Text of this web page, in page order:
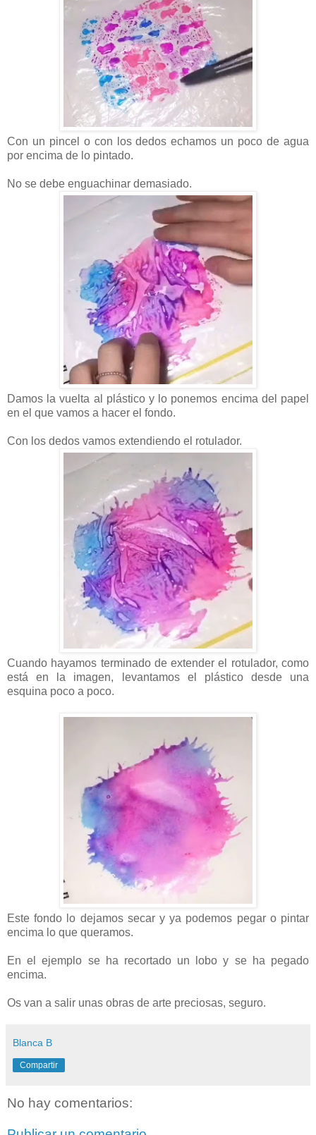
Con un pincel o con los dedos echamos un poco de agua
por encima de lo pintado.
No se debe enguachinar demasiado.
Damos la vuelta al plástico y lo ponemos encima del papel
en el que vamos a hacer el fondo.
Con los dedos vamos extendiendo el rotulador.
Cuando hayamos terminado de extender el rotulador, como
está en la imagen, levantamos el plástico desde una
esquina poco a poco.
Este fondo lo dejamos secar y ya podemos pegar o pintar
encima lo que queramos.
En el ejemplo se ha recortado un lobo y se ha pegado
encima.
Os van a salir unas obras de arte preciosas, seguro.
Blanca B
Compartir
No hay comentarios: